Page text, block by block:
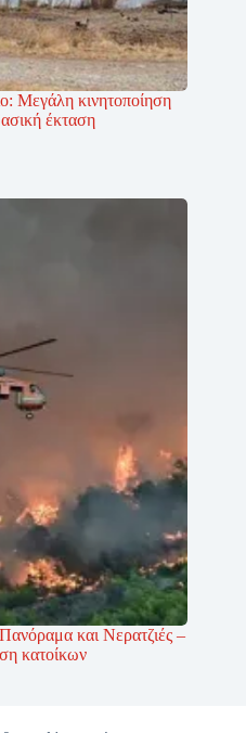
Μεγάλη κινητοποίηση
έκταση
και Νερατζιές –
κατοίκων